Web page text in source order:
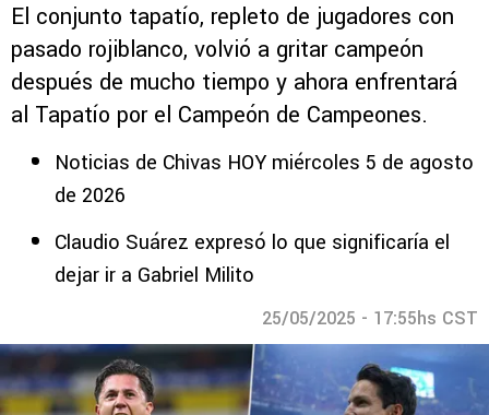
El conjunto tapatío, repleto de jugadores con
pasado rojiblanco, volvió a gritar campeón
después de mucho tiempo y ahora enfrentará
al Tapatío por el Campeón de Campeones.
Noticias de Chivas HOY miércoles 5 de agosto
de 2026
Claudio Suárez expresó lo que significaría el
dejar ir a Gabriel Milito
25/05/2025 - 17:55hs CST